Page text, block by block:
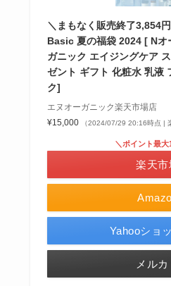
＼まもなく販売終了3,854
Basic 夏の福袋 2024 [ Nオ
ガニック エイジングケア
ゼント ギフト 化粧水 乳液
ク]
エヌオーガニック楽天市場店
¥15,000
（2024/07/29 20:16時点 |
＼ポイント最大
楽天市
Yahooショ
メルカ